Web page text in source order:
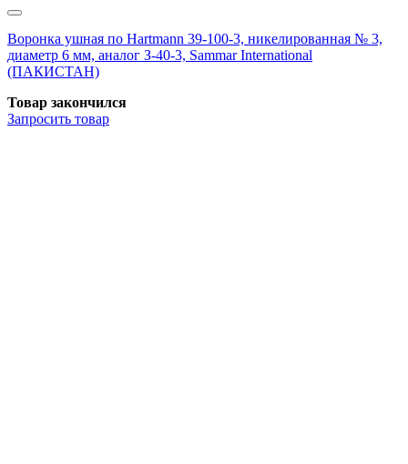
Воронка ушная по Hartmann 39-100-3, никелированная № 3,
диаметр 6 мм, аналог З-40-3, Sammar International
(ПАКИСТАН)
Товар закончился
Запросить товар